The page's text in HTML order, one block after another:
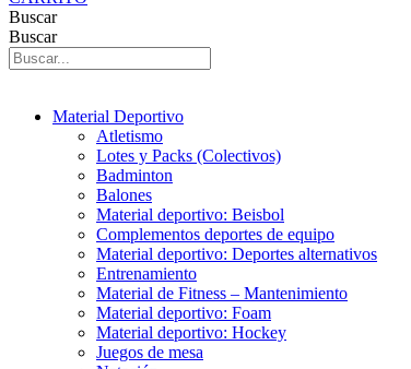
Buscar
Buscar
Material Deportivo
Atletismo
Lotes y Packs (Colectivos)
Badminton
Balones
Material deportivo: Beisbol
Complementos deportes de equipo
Material deportivo: Deportes alternativos
Entrenamiento
Material de Fitness – Mantenimiento
Material deportivo: Foam
Material deportivo: Hockey
Juegos de mesa